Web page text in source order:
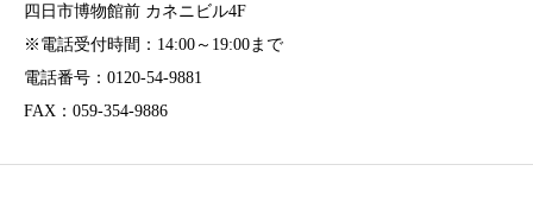
四日市博物館前 カネニビル4F
※電話受付時間：14:00～19:00まで
電話番号：0120-54-9881
FAX：059-354-9886